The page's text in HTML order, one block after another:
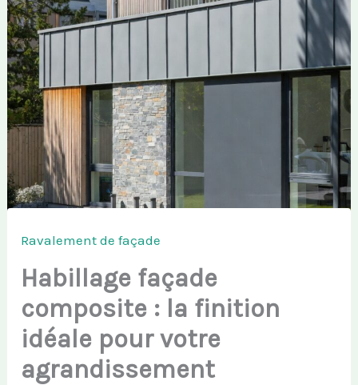
Ravalement de façade
Habillage façade
composite : la finition
idéale pour votre
agrandissement